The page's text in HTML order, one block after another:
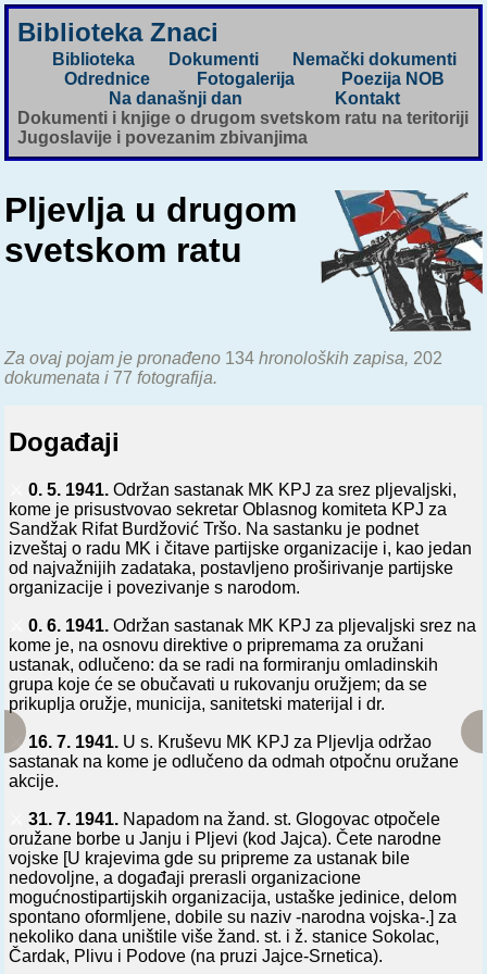
Biblioteka Znaci
Biblioteka Dokumenti
Nemački dokumenti
Odrednice
Fotogalerija
Poezija NOB
Na današnji dan
Kontakt
Dokumenti i knjige o drugom svetskom ratu na teritoriji
Jugoslavije i povezanim zbivanjima
Pljevlja u drugom
svetskom ratu
Za ovaj pojam je pronađeno 134 hronoloških zapisa, 202
dokumenata i 77 fotografija.
Događaji
0. 5. 1941. Održan sastanak MK KPJ za srez pljevaljski,
kome je prisustvovao sekretar Oblasnog komiteta KPJ za
Sandžak Rifat Burdžović Tršo. Na sastanku je podnet
izveštaj o radu MK i čitave partijske organizacije i, kao jedan
od najvažnijih zadataka, postavljeno proširivanje partijske
organizacije i povezivanje s narodom.
0. 6. 1941. Održan sastanak MK KPJ za pljevaljski srez na
kome je, na osnovu direktive o pripremama za oružani
ustanak, odlučeno: da se radi na formiranju omladinskih
grupa koje će se obučavati u rukovanju oružjem; da se
prikuplja oružje, municija, sanitetski materijal i dr.
⚔️ 16. 7. 1941. U s. Kruševu MK KPJ za Pljevlja održao
sastanak na kome je odlučeno da odmah otpočnu oružane
akcije.
31. 7. 1941. Napadom na žand. st. Glogovac otpočele
oružane borbe u Janju i Pljevi (kod Jajca). Čete narodne
vojske [U krajevima gde su pripreme za ustanak bile
nedovoljne, a događaji prerasli organizacione
mogućnostipartijskih organizacija, ustaške jedinice, delom
spontano oformljene, dobile su naziv -narodna vojska-.] za
nekoliko dana uništile više žand. st. i ž. stanice Sokolac,
Čardak, Plivu i Podove (na pruzi Jajce-Srnetica).